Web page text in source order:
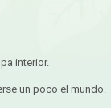
interior.
un poco el mundo.